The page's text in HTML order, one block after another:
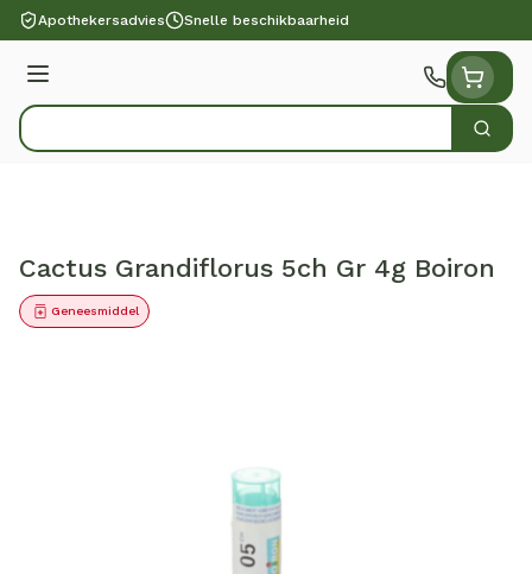
Ga naar de inhoud
Apothekersadvies Snelle beschikbaarheid
Menu
Product, merk, categorie... Zoek
Cactus Grandiflorus 5ch Gr 4g Boiron
Geneesmiddel